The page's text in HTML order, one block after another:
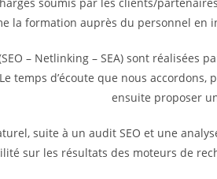
la formation auprès du personnel
– Netlinking – SEA) sont
temps d’écoute que nous
ensuite proposer
suite à un audit SEO et une
sur les résultats des moteurs de